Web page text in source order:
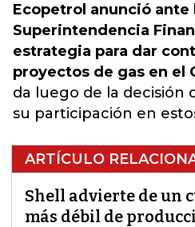
Ecopetrol anunció ante
Superintendencia
estrategia para dar
proyectos de gas en el
da luego de la decisión
su participación en
ARTÍCULO
Shell advierte de un
más débil de